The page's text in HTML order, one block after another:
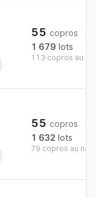
55 copros
1 679 lots
113 copros au
55 copros
1 632 lots
79 copros au